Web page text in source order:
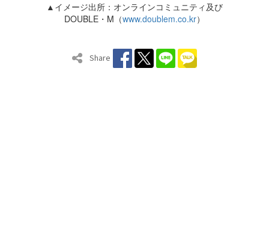
▲イメージ出所：オンラインコミュニティ及び
DOUBLE・M（www.doublem.co.kr）
Share